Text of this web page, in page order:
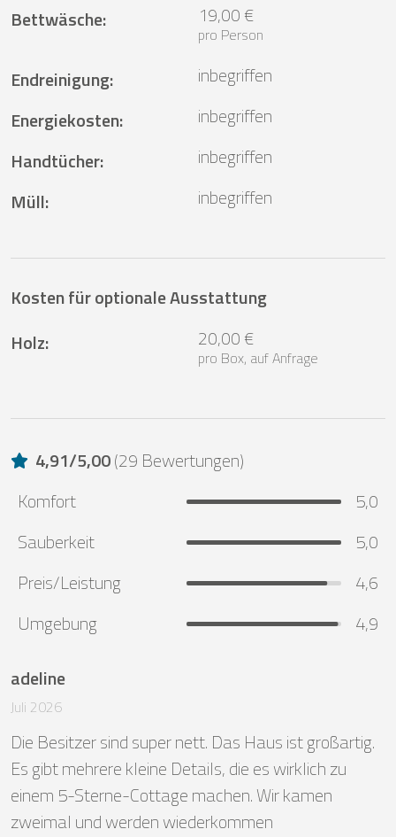
Bettwäsche: 19,00 €
pro Person
Endreinigung:
inbegriffen
Energiekosten:
inbegriffen
Handtücher:
inbegriffen
Müll: inbegriffen
Kosten für optionale Ausstattung
Holz: 20,00 €
pro Box, auf Anfrage
4,91/5,00(29 Bewertungen)
Komfort
5,0
Sauberkeit
5,0
Preis/Leistung
4,6
Umgebung
4,9
adeline
Juli 2026
Die Besitzer sind super nett. Das Haus ist großartig.
Es gibt mehrere kleine Details, die es wirklich zu
einem 5-Sterne-Cottage machen. Wir kamen
zweimal und werden wiederkommen